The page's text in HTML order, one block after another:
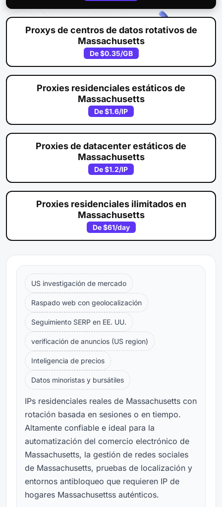
Proxys de centros de datos rotativos de
Massachusetts
De$0.35/GB
Proxies residenciales estáticos de
Massachusetts
De$1.6/IP
Proxies de datacenter estáticos de
Massachusetts
De$1.2/IP
Proxies residenciales ilimitados en
Massachusetts
De$61/day
US investigación de mercado
Raspado web con geolocalización
Seguimiento SERP en EE. UU.
verificación de anuncios (US region)
Inteligencia de precios
Datos minoristas y bursátiles
IPs residenciales reales de Massachusetts con
rotación basada en sesiones o en tiempo.
Altamente confiable e ideal para la
automatización del comercio electrónico de
Massachusetts, la gestión de redes sociales
de Massachusetts, pruebas de localización y
entornos antibloqueo que requieren IP de
hogares Massachusettss auténticos.